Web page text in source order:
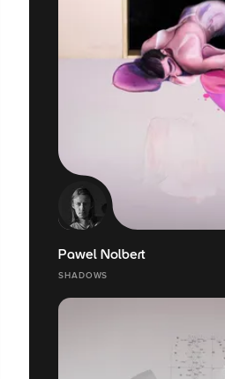
Pawel Nolbert
SHADOWS